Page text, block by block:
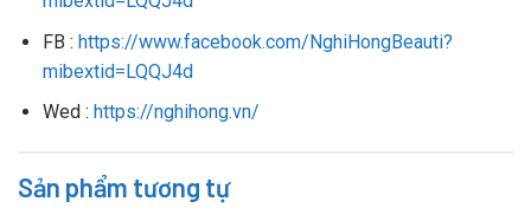
FB : https://www.facebook.com/NghiHongBeauti?
mibextid=LQQJ4d
Wed : https://nghihong.vn/
Sản phẩm tương tự